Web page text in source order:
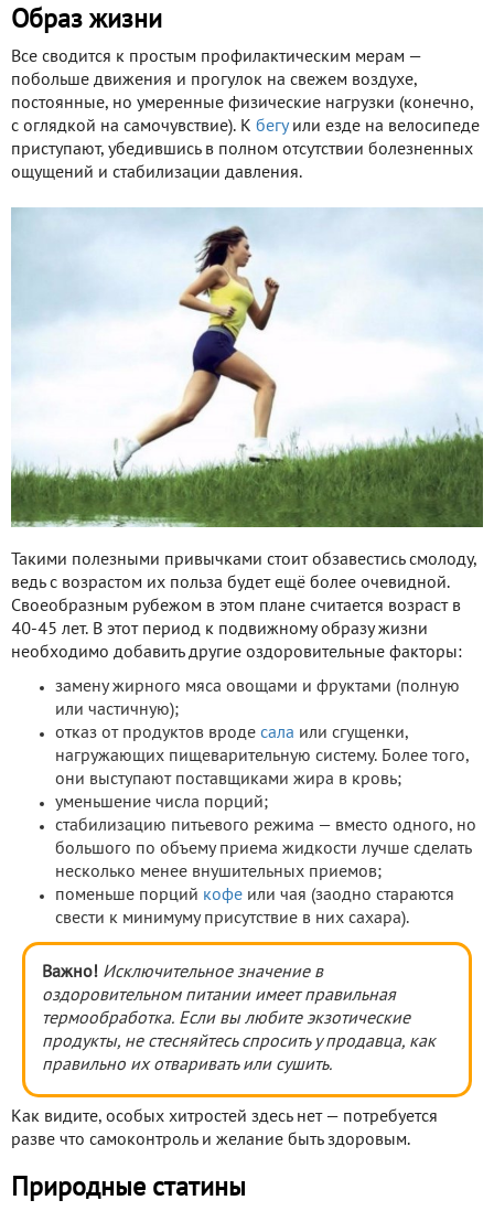
Образ жизни
Все сводится к простым профилактическим мерам —
побольше движения и прогулок на свежем воздухе,
постоянные, но умеренные физические нагрузки (конечно,
с оглядкой на самочувствие). К бегуили езде на велосипеде
приступают, убедившись в полном отсутствии болезненных
ощущений и стабилизации давления.
Такими полезными привычками стоит обзавестись смолоду,
ведь с возрастом их польза будет ещё более очевидной.
Своеобразным рубежом в этом плане считается возраст в
40-45 лет. В этот период к подвижному образу жизни
необходимо добавить другие оздоровительные факторы:
замену жирного мяса овощами и фруктами (полную
или частичную);
отказ от продуктов вроде сала или сгущенки,
нагружающих пищеварительную систему. Более того,
они выступают поставщиками жира в кровь;
уменьшение числа порций;
стабилизацию питьевого режима — вместо одного, но
большого по объему приема жидкости лучше сделать
несколько менее внушительных приемов;
поменьше порций кофе или чая (заодно стараются
свести к минимуму присутствие в них сахара).
Важно! Исключительное значение в
оздоровительном питании имеет правильная
термообработка. Если вы любите экзотические
продукты, не стесняйтесь спросить у продавца, как
правильно их отваривать или сушить.
Как видите, особых хитростей здесь нет — потребуется
разве что самоконтроль и желание быть здоровым.
Природные статины